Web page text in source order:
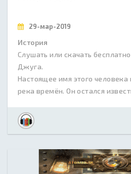
29-мар-2019
История
Слушать или скачать
Джуга.
Настоящее имя этого человека
река времён. Он остался